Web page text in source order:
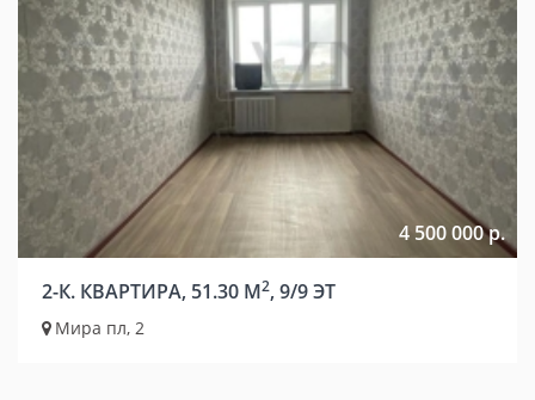
4 500 000 р.
2-К. КВАРТИРА, 51.30 М2, 9/9 ЭТ
Мира пл, 2